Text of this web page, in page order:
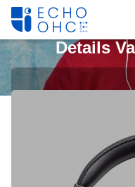
Details